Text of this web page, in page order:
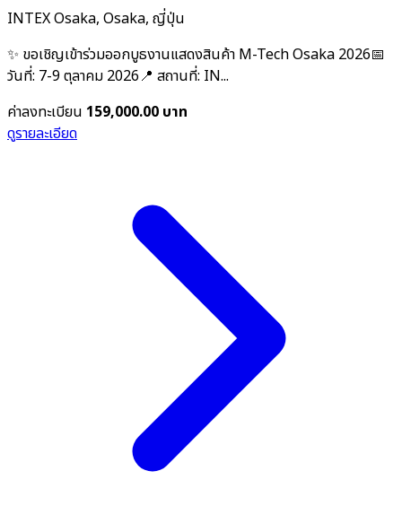
INTEX Osaka, Osaka, ญี่ปุ่น
✨ ขอเชิญเข้าร่วมออกบูธงานแสดงสินค้า M-Tech Osaka 2026📅
วันที่: 7-9 ตุลาคม 2026📍 สถานที่: IN...
ค่าลงทะเบียน 159,000.00 บาท
ดูรายละเอียด